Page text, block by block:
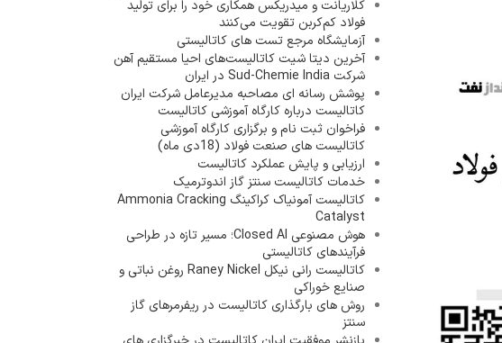
کلاریانت و میدریکس همکاری خود را برای تولید
فولاد کم‌کربن تقویت می‌کنند
آزمایشگاه مرجع تست های کاتالیستی
آخرین دیتا شیت کاتالیست‌های احیا مستقیم آهن
شرکت Sud-Chemie India در ایران
پوشش رسانه ای مصاحبه مدیرعامل شرکت ایران
کاتالیست درباره کارگاه آموزشی کاتالیست
فراخوان ثبت نام و برگزاری کارگاه آموزشی
کاتالیست های صنعت فولاد (18دی ماه)
ارزیابی و پایش عملکرد کاتالیست
خدمات کاتالیست سنتز گاز اندوترمیک
کاتالیست آمونیاک کراکینگ Ammonia Cracking
Catalyst
هوش مصنوعی Closed AI؛ مسیر تازه در طراحی
فرآیندهای کاتالیستی
کاتالیست رانی نیکل Raney Nickel روغن نباتی و
صنایع خوراکی
روش های بارگذاری کاتالیست در ریفرمرهای گاز
سنتز